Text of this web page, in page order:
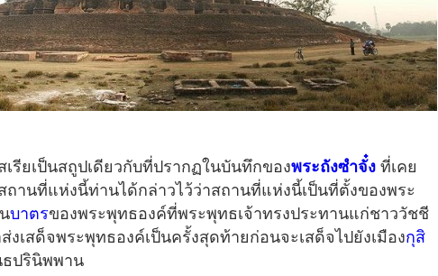
ยเป็นสถูปเดียวกับที่ปรากฏในบันทึกของพระถังซำจั๋ง ที่เคย
ถานที่แห่งนี้ท่านได้กล่าวไว้ว่าสถานที่แห่งนี้เป็นที่ตั้งของพระ
บาตรของพระพุทธองค์ที่พระพุทธเจ้าทรงประทานแก่ชาววัชชี
งเสด็จพระพุทธองค์เป็นครั้งสุดท้ายก่อนจะเสด็จไปยังเมืองกุสิ
ธปรินิพพาน